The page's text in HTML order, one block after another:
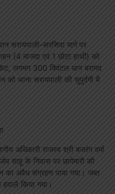
सरायपाली–सरसिवा मार्ग पर
(4 माजदा एवं 1 छोटा हाथी) को
लगभग 300 क्विंटल धान बरामद
थाना सरायपाली की सुपुर्दगी में
अधिकारी राजस्व श्री बजरंग वर्मा
साहू के निवास पर छापेमारी की
का अवैध संग्रहण पाया गया। जब्त
किया गया।